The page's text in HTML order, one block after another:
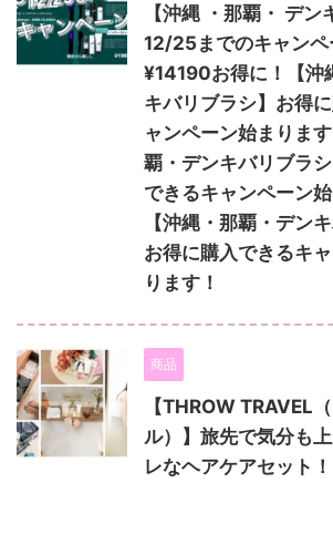
【沖縄 ・那覇・ デン
12/25までのキャンペ
¥14190お得に！【沖
キバリブラシ】お得
ャンペーン始まりま
覇・デンキバリブラ
できるキャンペーン始
【沖縄・那覇・デン
お得に購入できるキ
ります！
商品
【THROW TRAVEL
ル）】旅先で気分も
レなヘアケアセット！